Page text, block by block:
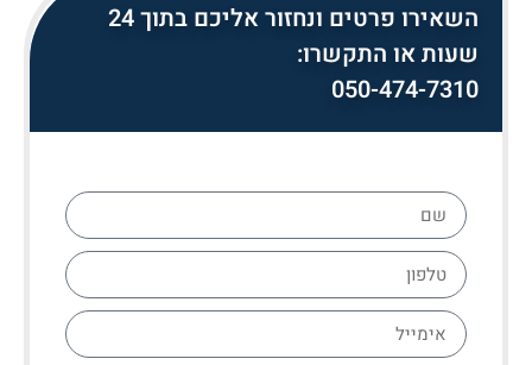
השאירו פרטים ונחזור אליכם בתוך 24
שעות או התקשרו:
050-474-7310